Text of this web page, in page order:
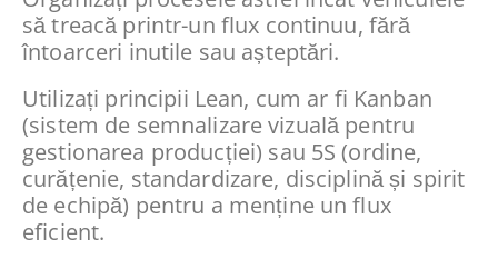
să treacă printr-un flux continuu, fără
întoarceri inutile sau așteptări.
Utilizați principii Lean, cum ar fi Kanban
(sistem de semnalizare vizuală pentru
gestionarea producției) sau 5S (ordine,
curățenie, standardizare, disciplină și spirit
de echipă) pentru a menține un flux
eficient.